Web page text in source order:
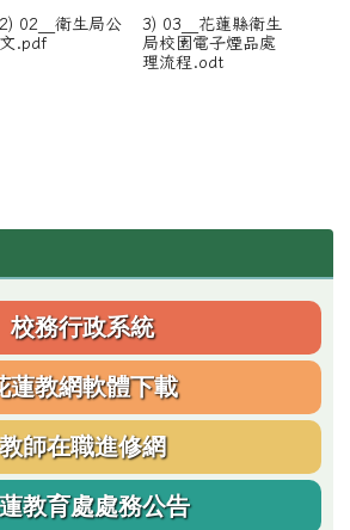
2) 02__衛生局公
文.pdf
3) 03__花蓮縣衛生
局校園電子煙品處
理流程.odt
校務行政系統
蓮教網軟體下載
教師在職進修網
教育處處務公告